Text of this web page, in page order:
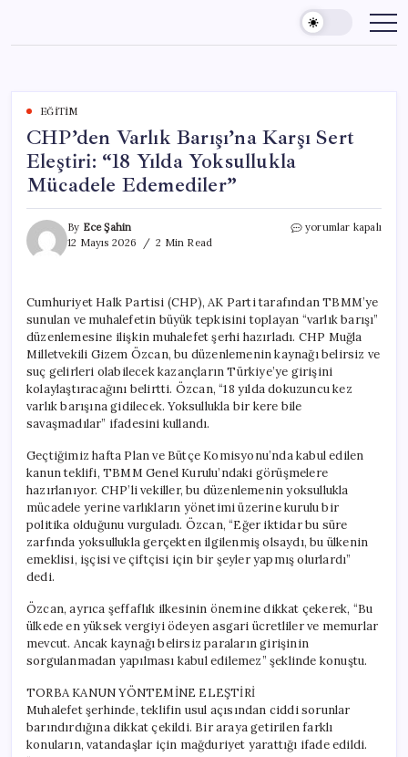
content
EĞITIM
CHP’den Varlık Barışı’na Karşı Sert
Eleştiri: “18 Yılda Yoksullukla
Mücadele Edemediler”
By Ece Şahin
12 Mayıs 2026
2 Min Read
CHP’den
Eleştiri:
“18
Yılda
Yoksullukla
Mücadele
Edemediler”
için
yorumlar kapalı
Cumhuriyet Halk Partisi (CHP), AK Parti tarafından TBMM’ye
sunulan ve muhalefetin büyük tepkisini toplayan “varlık barışı”
düzenlemesine ilişkin muhalefet şerhi hazırladı. CHP Muğla
Milletvekili Gizem Özcan, bu düzenlemenin kaynağı belirsiz ve
suç gelirleri olabilecek kazançların Türkiye’ye girişini
kolaylaştıracağını belirtti. Özcan, “18 yılda dokuzuncu kez
varlık barışına gidilecek. Yoksullukla bir kere bile
savaşmadılar” ifadesini kullandı.
Geçtiğimiz hafta Plan ve Bütçe Komisyonu’nda kabul edilen
kanun teklifi, TBMM Genel Kurulu’ndaki görüşmelere
hazırlanıyor. CHP’li vekiller, bu düzenlemenin yoksullukla
mücadele yerine varlıkların yönetimi üzerine kurulu bir
politika olduğunu vurguladı. Özcan, “Eğer iktidar bu süre
zarfında yoksullukla gerçekten ilgilenmiş olsaydı, bu ülkenin
emeklisi, işçisi ve çiftçisi için bir şeyler yapmış olurlardı”
dedi.
Özcan, ayrıca şeffaflık ilkesinin önemine dikkat çekerek, “Bu
ülkede en yüksek vergiyi ödeyen asgari ücretliler ve memurlar
mevcut. Ancak kaynağı belirsiz paraların girişinin
sorgulanmadan yapılması kabul edilemez” şeklinde konuştu.
TORBA KANUN YÖNTEMİNE ELEŞTİRİ
Muhalefet şerhinde, teklifin usul açısından ciddi sorunlar
barındırdığına dikkat çekildi. Bir araya getirilen farklı
konuların, vatandaşlar için mağduriyet yarattığı ifade edildi.